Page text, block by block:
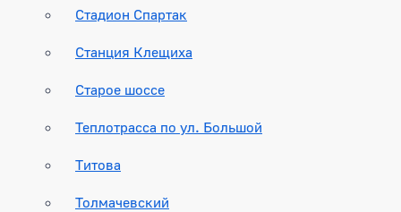
Стадион Спартак
Станция Клещиха
Старое шоссе
Теплотрасса по ул. Большой
Титова
Толмачевский